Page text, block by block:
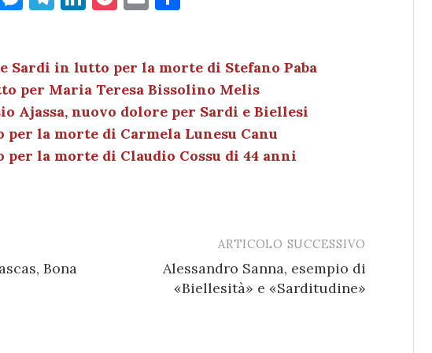
n
g
er
gr
a
m
e
dI
n
k
et
l di
vi
di
Sardi in lutto per la morte di Stefano Paba
per Maria Teresa Bissolino Melis
Ajassa, nuovo dolore per Sardi e Biellesi
la morte di Carmela Lunesu Canu
la morte di Claudio Cossu di 44 anni
Bona
ARTICOLO SUCCESSIVO
Alessandro Sanna, esempio di
«Biellesità» e «Sarditudine»